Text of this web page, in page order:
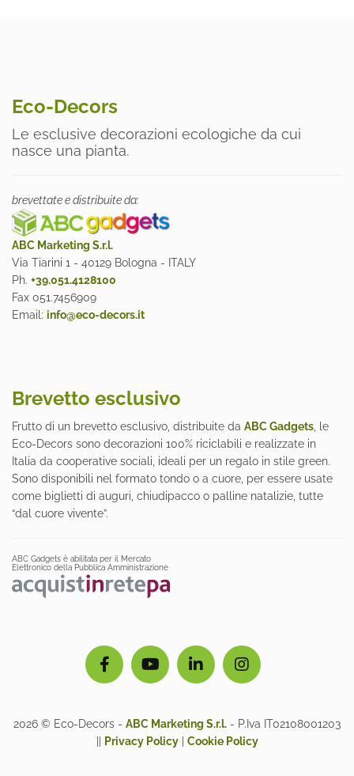
Eco-Decors
Le esclusive decorazioni ecologiche da cui
nasce una pianta.
brevettate e distribuite da:
ABC Marketing S.r.l.
Via Tiarini 1 - 40129 Bologna - ITALY
Ph. +39.051.4128100
Fax 051.7456909
Email: info@eco-decors.it
Brevetto esclusivo
Frutto di un brevetto esclusivo, distribuite da ABC Gadgets , le
Eco-Decors sono decorazioni 100% riciclabili e realizzate in
Italia da cooperative sociali, ideali per un regalo in stile green.
Sono disponibili nel formato tondo o a cuore, per essere usate
come biglietti di auguri, chiudipacco o palline natalizie, tutte
“dal cuore vivente”.
ABC Gadgets è abilitata per il Mercato
Elettronico della Pubblica Amministrazione
2026 © Eco-Decors - ABC Marketing S.r.l. - P.Iva IT02108001203
Privacy Policy| Cookie Policy